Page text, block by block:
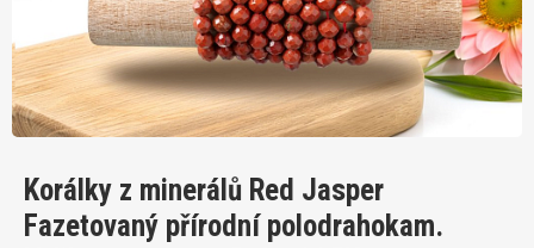
Korálky z minerálů Red Jasper
Fazetovaný přírodní polodrahokam.